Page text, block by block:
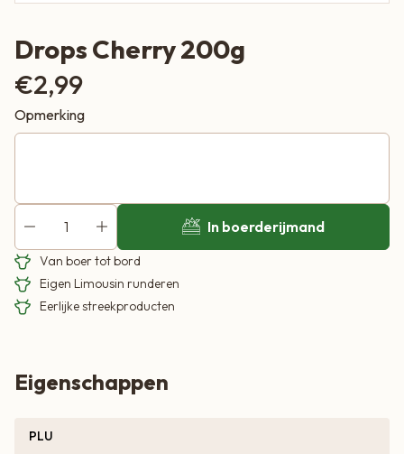
Drops Cherry 200g
€2,99
Opmerking
In boerderijmand
Van boer tot bord
Eigen Limousin runderen
Eerlijke streekproducten
Eigenschappen
PLU